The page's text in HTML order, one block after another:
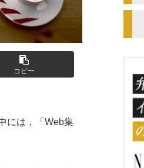
コピー
には，「Web集